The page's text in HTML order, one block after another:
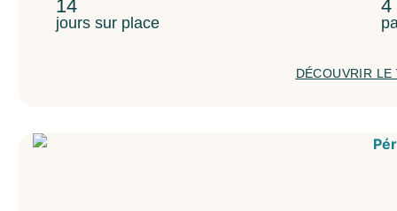
14
jours sur place
4
DÉCOUVRIR LE